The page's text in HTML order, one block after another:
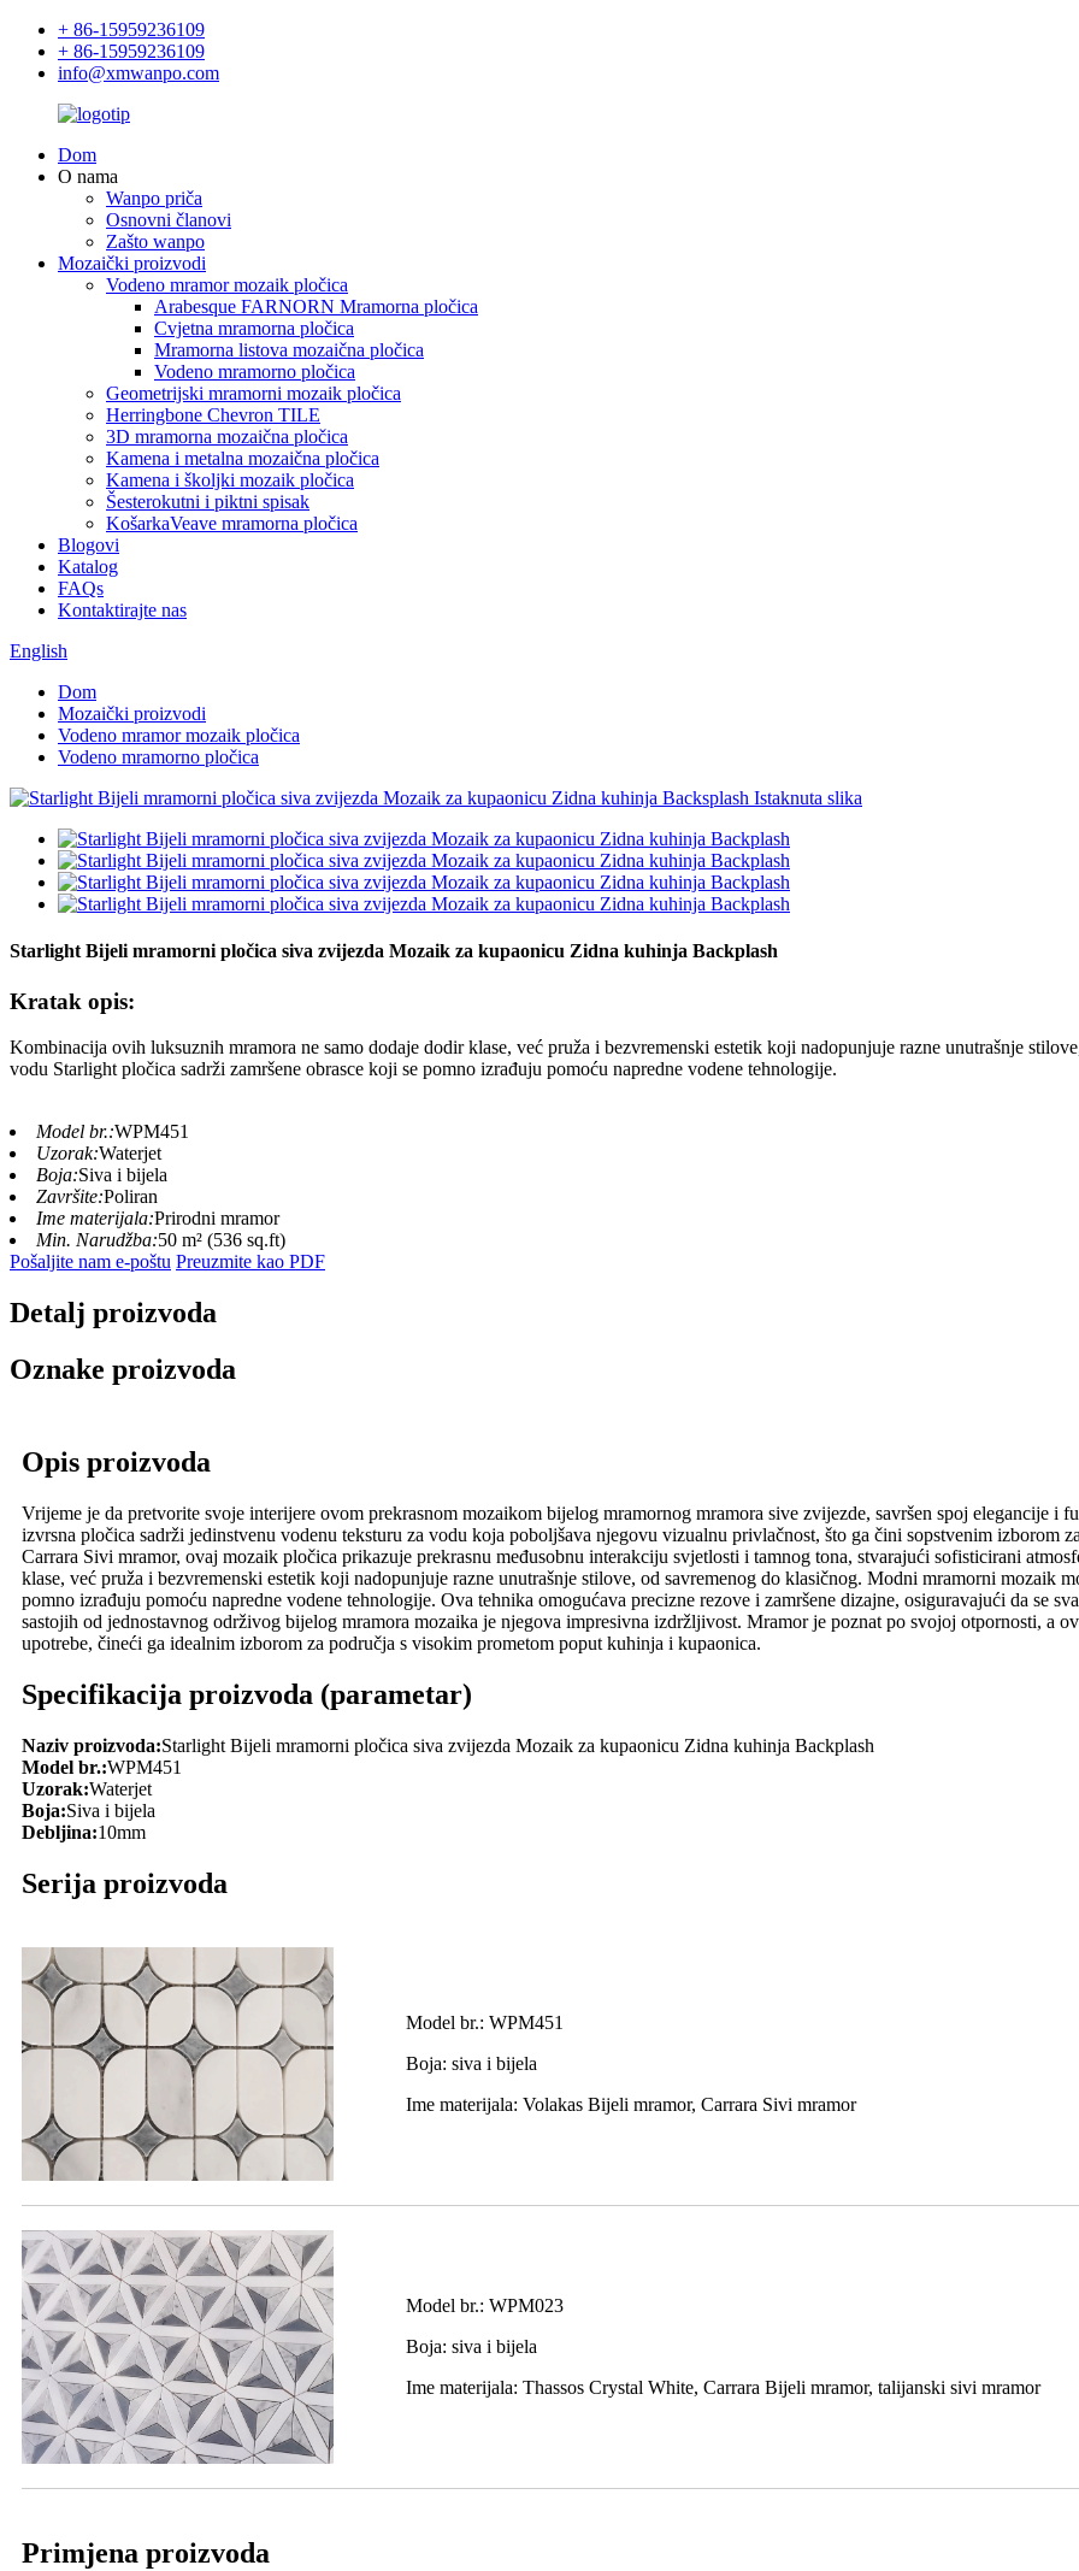
+ 86-15959236109
+ 86-15959236109
info@xmwanpo.com
Dom
O nama
Wanpo priča
Osnovni članovi
Zašto wanpo
Mozaički proizvodi
Vodeno mramor mozaik pločica
Arabesque FARNORN Mramorna pločica
Cvjetna mramorna pločica
Mramorna listova mozaična pločica
Vodeno mramorno pločica
Geometrijski mramorni mozaik pločica
Herringbone Chevron TILE
3D mramorna mozaična pločica
Kamena i metalna mozaična pločica
Kamena i školjki mozaik pločica
Šesterokutni i piktni spisak
KošarkaVeave mramorna pločica
Blogovi
Katalog
FAQs
Kontaktirajte nas
English
Dom
Mozaički proizvodi
Vodeno mramor mozaik pločica
Vodeno mramorno pločica
Starlight Bijeli mramorni pločica siva zvijezda Mozaik za kupaonicu Zidna kuhinja Backplash
Kratak opis:
Kombinacija ovih luksuznih mramora ne samo dodaje dodir klase, već pruža i bezvremenski estetik koji nadopunjuje razne unutrašnje
vodu Starlight pločica sadrži zamršene obrasce koji se pomno izrađuju pomoću napredne vodene tehnologije.
Model br.:WPM451
Uzorak:Waterjet
Boja:Siva i bijela
Završite:Poliran
Ime materijala:Prirodni mramor
Min. Narudžba:50 m² (536 sq.ft)
Pošaljite nam e-poštu Preuzmite kao PDF
Detalj proizvoda
Oznake proizvoda
Opis proizvoda
Vrijeme je da pretvorite svoje interijere ovom prekrasnom mozaikom bijelog mramornog mramora sive zvijezde, savršen spoj elegancije i
izvrsna pločica sadrži jedinstvenu vodenu teksturu za vodu koja poboljšava njegovu vizualnu privlačnost, što ga čini sopstvenim izborom
Carrara Sivi mramor, ovaj mozaik pločica prikazuje prekrasnu međusobnu interakciju svjetlosti i tamnog tona, stvarajući sofisticirani
klase, već pruža i bezvremenski estetik koji nadopunjuje razne unutrašnje stilove, od savremenog do klasičnog. Modni mramorni mozaik
pomno izrađuju pomoću napredne vodene tehnologije. Ova tehnika omogućava precizne rezove i zamršene dizajne, osiguravajući da se
sastojih od jednostavnog održivog bijelog mramora mozaika je njegova impresivna izdržljivost. Mramor je poznat po svojoj otpornosti, a
upotrebe, čineći ga idealnim izborom za područja s visokim prometom poput kuhinja i kupaonica.
Specifikacija proizvoda (parametar)
Naziv proizvoda:Starlight Bijeli mramorni pločica siva zvijezda Mozaik za kupaonicu Zidna kuhinja Backplash
Model br.:WPM451
Uzorak:Waterjet
Boja:Siva i bijela
Debljina:10mm
Serija proizvoda
Model br.: WPM451
Boja: siva i bijela
Ime materijala: Volakas Bijeli mramor, Carrara Sivi mramor
Model br.: WPM023
Boja: siva i bijela
Ime materijala: Thassos Crystal White, Carrara Bijeli mramor, talijanski sivi mramor
Primjena proizvoda